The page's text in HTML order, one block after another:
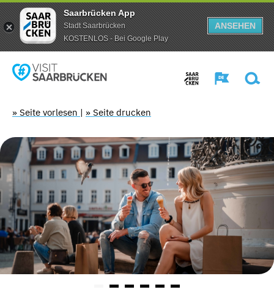
Saarbrücken App
Stadt Saarbrücken
KOSTENLOS - Bei Google Play
ANSEHEN
» Seite vorlesen | » Seite drucken